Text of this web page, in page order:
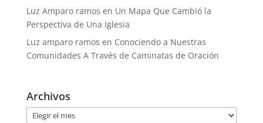
Luz Amparo ramos en Un Mapa Que Cambió la
Perspectiva de Una Iglesia
Luz amparo ramos en Conociendo a Nuestras
Comunidades A Través de Caminatas de Oración
Archivos
Archivos